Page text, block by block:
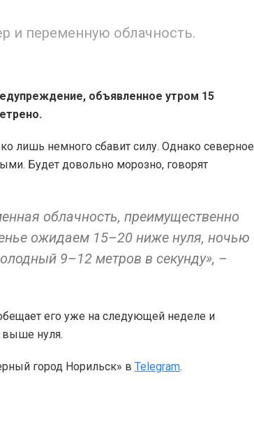
и переменную облачность.
объявленное утром 15
лишь немного сбавит силу. Однако северное
Будет довольно морозно, говорят
облачность, преимущественно
ожидаем 15–20 ниже нуля, ночью
9–12 метров в секунду», –
его уже на следующей неделе и
выше нуля.
город Норильск» в Telegram.